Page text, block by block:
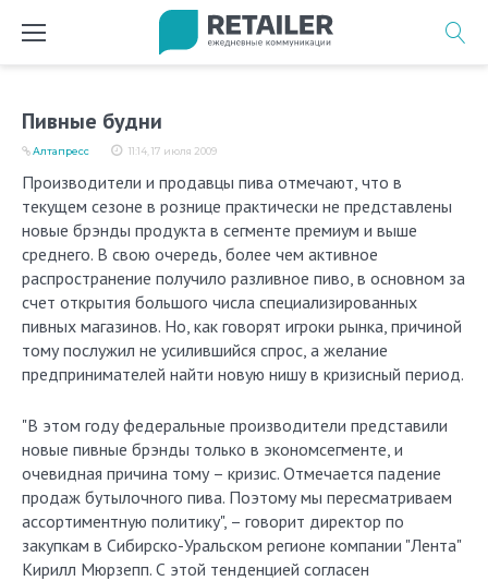
Пивные будни
11:14, 17 июля 2009
Алтапресс
Производители и продавцы пива отмечают, что в
текущем сезоне в рознице практически не представлены
новые брэнды продукта в сегменте премиум и выше
среднего. В свою очередь, более чем активное
распространение получило разливное пиво, в основном за
счет открытия большого числа специализированных
пивных магазинов. Но, как говорят игроки рынка, причиной
тому послужил не усилившийся спрос, а желание
предпринимателей найти новую нишу в кризисный период.
"В этом году федеральные производители представили
новые пивные брэнды только в экономсегменте, и
очевидная причина тому – кризис. Отмечается падение
продаж бутылочного пива. Поэтому мы пересматриваем
ассортиментную политику", – говорит директор по
закупкам в Сибирско-Уральском регионе компании "Лента"
Кирилл Мюрзепп. С этой тенденцией согласен